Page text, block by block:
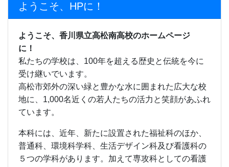
ようこそ、HPに！
ようこそ、香川県立高松南高校のホームページ
に！
私たちの学校は、100年を超える歴史と伝統を今に
受け継いでいます。
高松市郊外の深い緑と豊かな水に囲まれた広大な校
地に、1,000名近くの若人たちの活力と笑顔があふれ
ています。
本科には、近年、新たに設置された福祉科のほか、
普通科、環境科学科、生活デザイン科及び看護科の
５つの学科があります。加えて専攻科としての看護